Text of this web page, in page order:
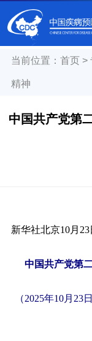
当前位置： 首页>
精神
中国共产党第
新华社北京10月23
中国共产党第
（2025年10月